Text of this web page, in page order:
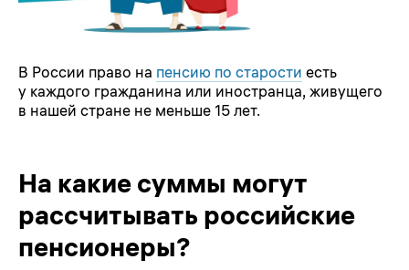
В России право на пенсию по старости есть
у каждого гражданина или иностранца, живущего
в нашей стране не меньше 15 лет.
На какие суммы могут
рассчитывать российские
пенсионеры?